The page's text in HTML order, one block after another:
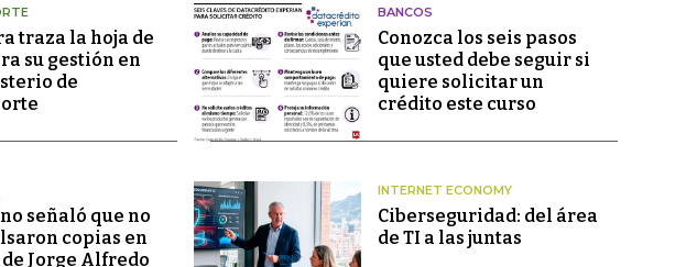
traza la hoja de
su gestión en
de
BANCOS
Conozca los seis pasos
que usted debe seguir si
quiere solicitar un
crédito este curso
señaló que no
copias en
de Jorge Alfredo
INTERNET ECONOMY
Ciberseguridad: del área
de TI a las juntas